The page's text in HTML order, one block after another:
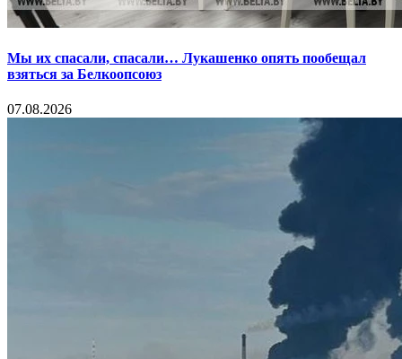
Мы их спасали, спасали… Лукашенко опять пообещал
взяться за Белкоопсоюз
07.08.2026